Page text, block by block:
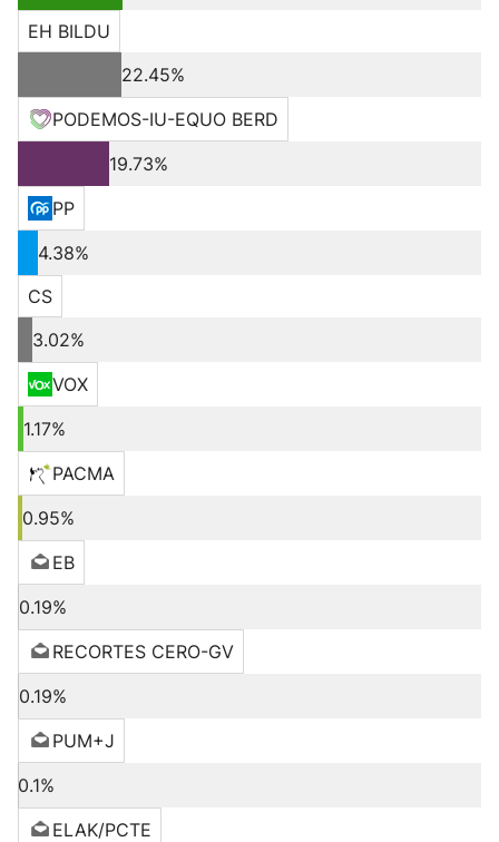
EH BILDU
22.45%
PODEMOS-IU-EQUO BERD
19.73%
PP
4.38%
CS
3.02%
VOX
1.17%
PACMA
0.95%
EB
0.19%
RECORTES CERO-GV
0.19%
PUM+J
0.1%
ELAK/PCTE